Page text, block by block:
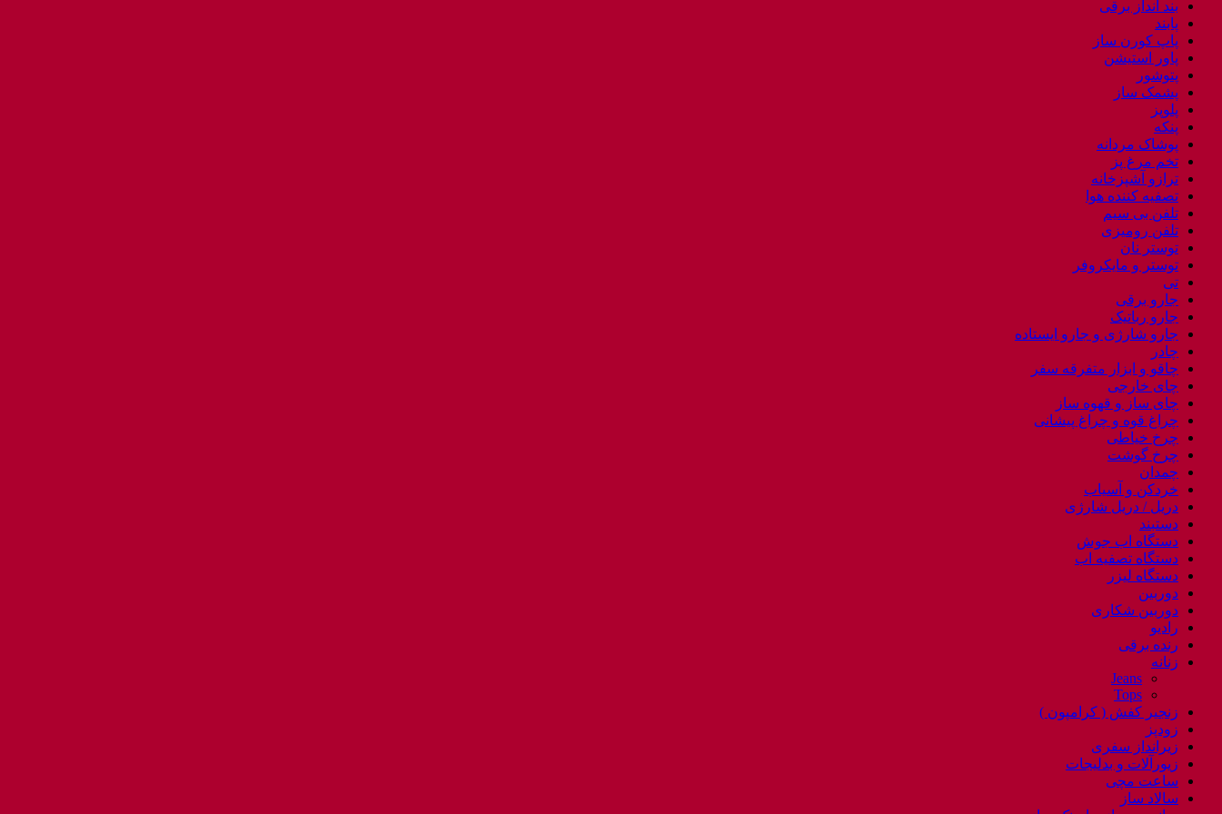
بند انداز برقی
پابند
پاپ کورن ساز
پاور استیشن
پتوشور
پشمک ساز
پلوپز
پنکه
پوشاک مردانه
تخم مرغ پز
ترازو آشپزخانه
تصفیه کننده هوا
تلفن بی سیم
تلفن رومیزی
توستر نان
توستر و مایکروفر
تی
جارو برقی
جارو رباتیک
جارو شارژی و جارو ایستاده
چادر
چاقو و ابزار متفرقه سفر
چای خارجی
چای ساز و قهوه ساز
چراغ قوه و چراغ پیشانی
چرخ خیاطی
چرخ گوشت
چمدان
خردکن و آسیاب
دریل / دریل شارژی
دستبند
دستگاه اب جوش
دستگاه تصفیه اب
دستگاه لیزر
دوربین
دوربین شکاری
رادیو
رنده برقی
زنانه
Jeans
Tops
زنجیر کفش ( کرامپون )
زودپز
زیرانداز سفری
زیورآلات و بدلیجات
ساعت مچی
سالاد ساز